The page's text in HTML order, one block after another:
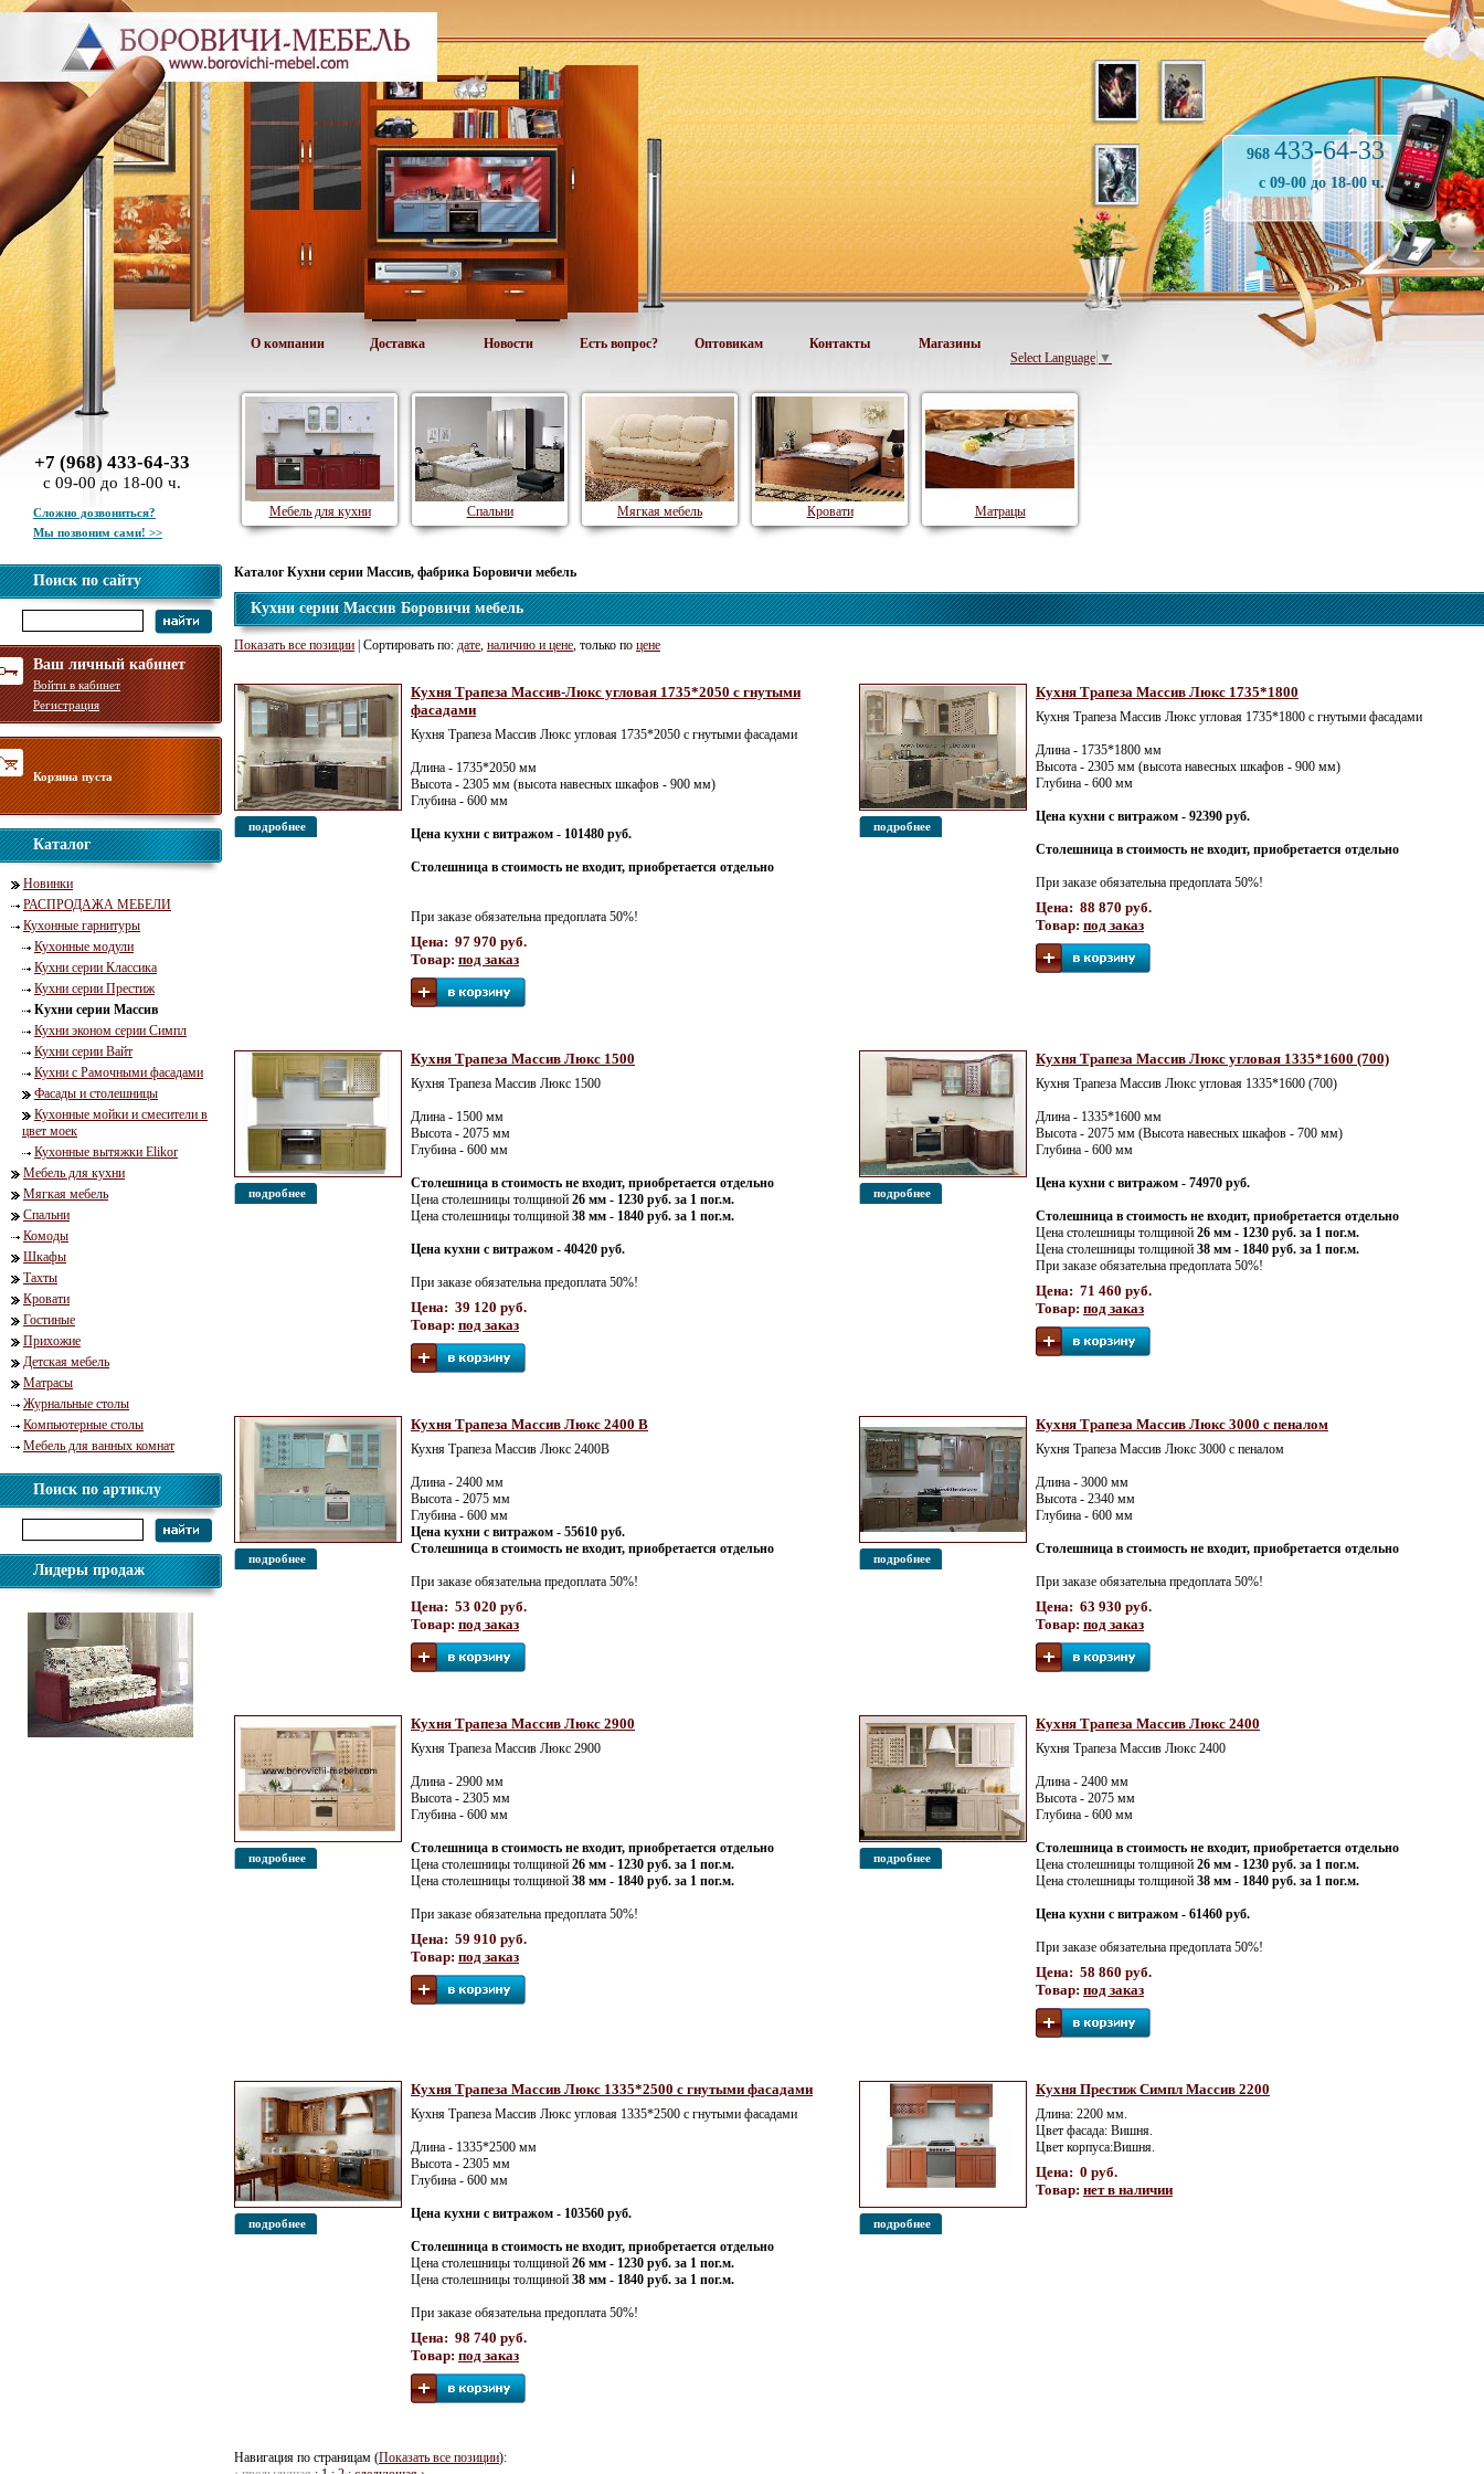
968 433-64-33
с 09-00 до 18-00 ч.
О компании Доставка Новости Есть вопрос? Оптовикам Контакты
Магазины
Select Language ▼
+7 (968) 433-64-33
с 09-00 до 18-00 ч.
Сложно дозвониться?
Мы позвоним сами! >>
Поиск по сайту
Ваш личный кабинет
Войти в кабинет
Регистрация
Корзина пуста
Каталог
Новинки
РАСПРОДАЖА МЕБЕЛИ
Кухонные гарнитуры
Кухонные модули
Кухни серии Классика
Кухни серии Престиж
Кухни серии Массив
Кухни эконом серии Симпл
Кухни серии Вайт
Кухни с Рамочными фасадами
Фасады и столешницы
Кухонные мойки и смесители в
цвет моек
Кухонные вытяжки Elikor
Мебель для кухни
Мягкая мебель
Спальни
Комоды
Шкафы
Тахты
Кровати
Гостиные
Прихожие
Детская мебель
Матрасы
Журнальные столы
Компьютерные столы
Мебель для ванных комнат
Поиск по артиклу
Лидеры продаж
Мебель для кухни Спальни Мягкая мебель Кровати Матрацы
Каталог Кухни серии Массив, фабрика Боровичи мебель
Кухни серии Массив Боровичи мебель
Показать все позиции | Сортировать по: дате, наличию и цене, только по цене
подробнее
Кухня Трапеза Массив-Люкс угловая 1735*2050 с гнутыми
фасадами
Кухня Трапеза Массив Люкс угловая 1735*2050 с гнутыми фасадами
Длина - 1735*2050 мм
Высота - 2305 мм (высота навесных шкафов - 900 мм)
Глубина - 600 мм
Цена кухни с витражом - 101480 руб.
Столешница в стоимость не входит, приобретается отдельно
При заказе обязательна предоплата 50%!
Цена: 97 970 руб.
Товар: под заказ
подробнее
Кухня Трапеза Массив Люкс 1735*1800
Кухня Трапеза Массив Люкс угловая 1735*1800 с гнутыми фасадами
Длина - 1735*1800 мм
Высота - 2305 мм (высота навесных шкафов - 900 мм)
Глубина - 600 мм
Цена кухни с витражом - 92390 руб.
Столешница в стоимость не входит, приобретается отдельно
При заказе обязательна предоплата 50%!
Цена: 88 870 руб.
Товар: под заказ
подробнее
Кухня Трапеза Массив Люкс 1500
Кухня Трапеза Массив Люкс 1500
Длина - 1500 мм
Высота - 2075 мм
Глубина - 600 мм
Столешница в стоимость не входит, приобретается отдельно
Цена столешницы толщиной 26 мм - 1230 руб. за 1 пог.м.
Цена столешницы толщиной 38 мм - 1840 руб. за 1 пог.м.
Цена кухни с витражом - 40420 руб.
При заказе обязательна предоплата 50%!
Цена: 39 120 руб.
Товар: под заказ
подробнее
Кухня Трапеза Массив Люкс угловая 1335*1600 (700)
Кухня Трапеза Массив Люкс угловая 1335*1600 (700)
Длина - 1335*1600 мм
Высота - 2075 мм (Высота навесных шкафов - 700 мм)
Глубина - 600 мм
Цена кухни с витражом - 74970 руб.
Столешница в стоимость не входит, приобретается отдельно
Цена столешницы толщиной 26 мм - 1230 руб. за 1 пог.м.
Цена столешницы толщиной 38 мм - 1840 руб. за 1 пог.м.
При заказе обязательна предоплата 50%!
Цена: 71 460 руб.
Товар: под заказ
подробнее
Кухня Трапеза Массив Люкс 2400 В
Кухня Трапеза Массив Люкс 2400В
Длина - 2400 мм
Высота - 2075 мм
Глубина - 600 мм
Цена кухни с витражом - 55610 руб.
Столешница в стоимость не входит, приобретается отдельно
При заказе обязательна предоплата 50%!
Цена: 53 020 руб.
Товар: под заказ
подробнее
Кухня Трапеза Массив Люкс 3000 с пеналом
Кухня Трапеза Массив Люкс 3000 с пеналом
Длина - 3000 мм
Высота - 2340 мм
Глубина - 600 мм
Столешница в стоимость не входит, приобретается отдельно
При заказе обязательна предоплата 50%!
Цена: 63 930 руб.
Товар: под заказ
подробнее
Кухня Трапеза Массив Люкс 2900
Кухня Трапеза Массив Люкс 2900
Длина - 2900 мм
Высота - 2305 мм
Глубина - 600 мм
Столешница в стоимость не входит, приобретается отдельно
Цена столешницы толщиной 26 мм - 1230 руб. за 1 пог.м.
Цена столешницы толщиной 38 мм - 1840 руб. за 1 пог.м.
При заказе обязательна предоплата 50%!
Цена: 59 910 руб.
Товар: под заказ
подробнее
Кухня Трапеза Массив Люкс 2400
Кухня Трапеза Массив Люкс 2400
Длина - 2400 мм
Высота - 2075 мм
Глубина - 600 мм
Столешница в стоимость не входит, приобретается отдельно
Цена столешницы толщиной 26 мм - 1230 руб. за 1 пог.м.
Цена столешницы толщиной 38 мм - 1840 руб. за 1 пог.м.
Цена кухни с витражом - 61460 руб.
При заказе обязательна предоплата 50%!
Цена: 58 860 руб.
Товар: под заказ
подробнее
Кухня Трапеза Массив Люкс 1335*2500 с гнутыми фасадами
Кухня Трапеза Массив Люкс угловая 1335*2500 с гнутыми фасадами
Длина - 1335*2500 мм
Высота - 2305 мм
Глубина - 600 мм
Цена кухни с витражом - 103560 руб.
Столешница в стоимость не входит, приобретается отдельно
Цена столешницы толщиной 26 мм - 1230 руб. за 1 пог.м.
Цена столешницы толщиной 38 мм - 1840 руб. за 1 пог.м.
При заказе обязательна предоплата 50%!
Цена: 98 740 руб.
Товар: под заказ
подробнее
Кухня Престиж Симпл Массив 2200
Длина: 2200 мм.
Цвет фасада: Вишня.
Цвет корпуса:Вишня.
Цена: 0 руб.
Товар: нет в наличии
Навигация по страницам (Показать все позиции):